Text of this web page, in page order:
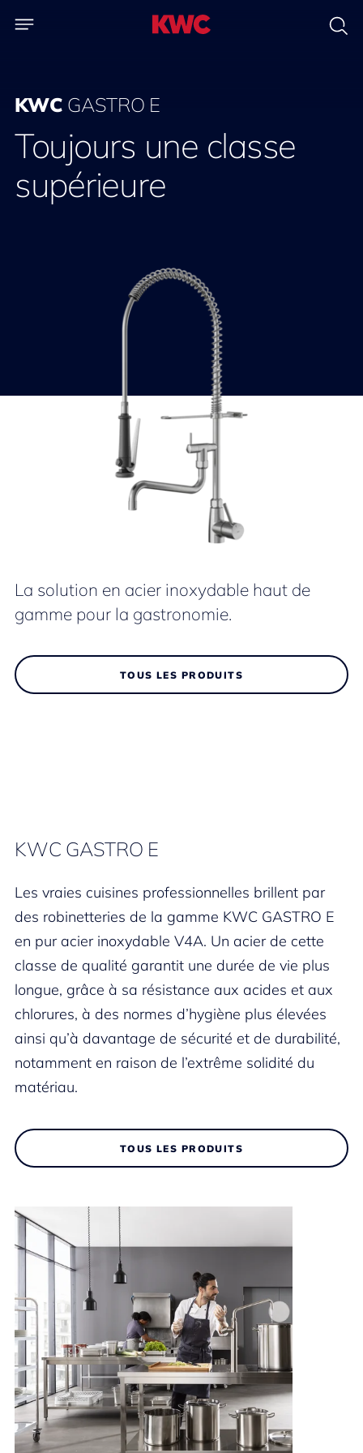
KWC GASTRO E
Toujours une classe
supérieure
La solution en acier inoxydable haut de
gamme pour la gastronomie.
TOUS LES PRODUITS
KWC GASTRO E
Les vraies cuisines professionnelles brillent par
des robinetteries de la gamme KWC GASTRO E
en pur acier inoxydable V4A. Un acier de cette
classe de qualité garantit une durée de vie plus
longue, grâce à sa résistance aux acides et aux
chlorures, à des normes d’hygiène plus élevées
ainsi qu’à davantage de sécurité et de durabilité,
notamment en raison de l’extrême solidité du
matériau.
TOUS LES PRODUITS